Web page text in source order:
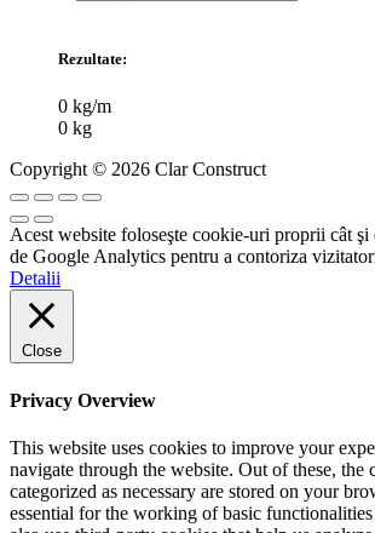
Rezultate:
0 kg/m
0 kg
Copyright © 2026 Clar Construct
Acest website foloseşte cookie-uri proprii cât şi
de Google Analytics pentru a contoriza
Detalii
Close
Privacy Overview
This website uses cookies to improve your
navigate through the website. Out of these, the
categorized as necessary are stored on your
essential for the working of basic